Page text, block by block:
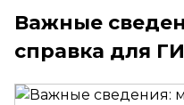
Важные
справка для